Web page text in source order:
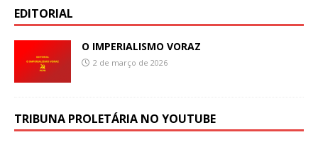
EDITORIAL
O IMPERIALISMO VORAZ
2 de março de 2026
TRIBUNA PROLETÁRIA NO YOUTUBE